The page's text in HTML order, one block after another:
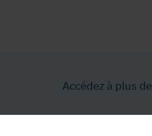
Accédez à plus de